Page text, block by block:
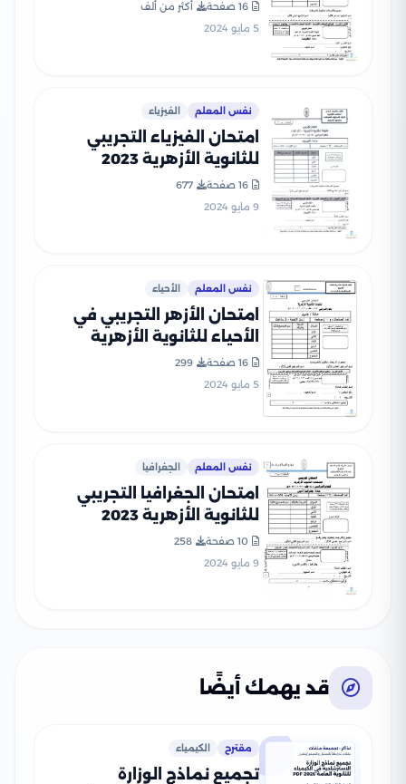
16 صفحة
أكثر من ألف
5 مايو 2024
نفس المعلم الفيزياء
امتحان الفيزياء التجريبي
للثانوية الأزهرية 2023
16 صفحة
677
9 مايو 2024
نفس المعلم الأحياء
امتحان الأزهر التجريبي في
الأحياء للثانوية الأزهرية
القسم العلمي 2024
16 صفحة
299
5 مايو 2024
نفس المعلم الجغرافيا
امتحان الجغرافيا التجريبي
للثانوية الأزهرية 2023
10 صفحة
258
9 مايو 2024
قد يهمك أيضًا
مقترح الكيمياء
تجميع نماذج الوزارة